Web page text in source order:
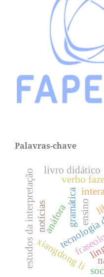
Palavras-chave
ensino
gramática
xiangdong li
estudos da interpretação verbo
anáfora
livro didático
notícias